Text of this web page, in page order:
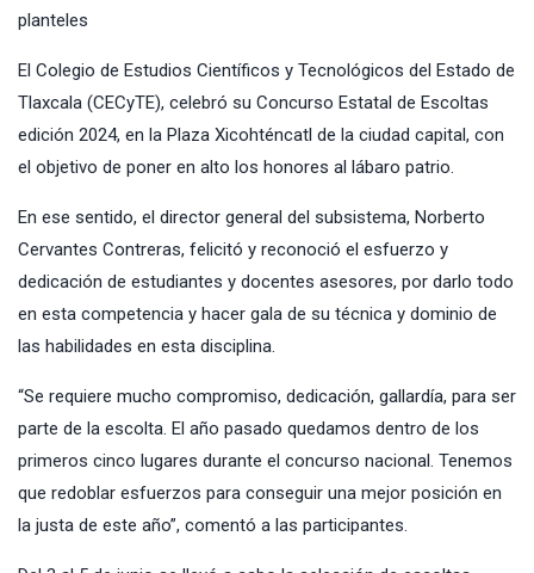
planteles
El Colegio de Estudios Científicos y Tecnológicos del Estado de
Tlaxcala (CECyTE), celebró su Concurso Estatal de Escoltas
edición 2024, en la Plaza Xicohténcatl de la ciudad capital, con
el objetivo de poner en alto los honores al lábaro patrio.
En ese sentido, el director general del subsistema, Norberto
Cervantes Contreras, felicitó y reconoció el esfuerzo y
dedicación de estudiantes y docentes asesores, por darlo todo
en esta competencia y hacer gala de su técnica y dominio de
las habilidades en esta disciplina.
“Se requiere mucho compromiso, dedicación, gallardía, para ser
parte de la escolta. El año pasado quedamos dentro de los
primeros cinco lugares durante el concurso nacional. Tenemos
que redoblar esfuerzos para conseguir una mejor posición en
la justa de este año”, comentó a las participantes.